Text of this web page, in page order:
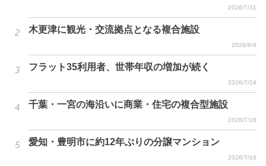
2026/7/31
木更津に観光・交流拠点となる複合施設
2026/8/4
フラット35利用者、世帯年収の増加が続く
2026/7/24
千葉・一宮の海沿いに商業・住宅の複合型施設
2026/7/16
愛知・豊明市に約12年ぶりの分譲マンション
2026/7/16